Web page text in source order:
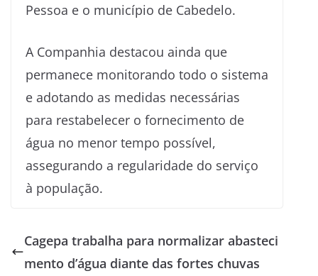
Pessoa e o município de Cabedelo.
A Companhia destacou ainda que
permanece monitorando todo o sistema
e adotando as medidas necessárias
para restabelecer o fornecimento de
água no menor tempo possível,
assegurando a regularidade do serviço
à população.
Cagepa trabalha para normalizar abasteci
mento d’água diante das fortes chuvas